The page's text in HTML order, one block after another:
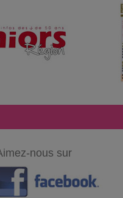
nous sur